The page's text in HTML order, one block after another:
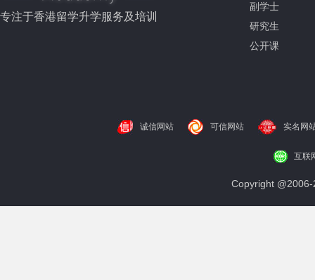
专注于香港留学升学服务及培训
副学士
研究生
公开课
诚信网站 可信网站 实名网
互联
Copyright